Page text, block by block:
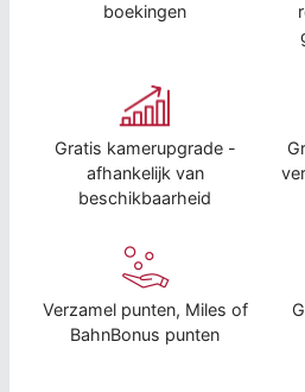
boekingen
Gratis kamerupgrade -
afhankelijk van
beschikbaarheid
Verzamel punten, Miles of
BahnBonus punten